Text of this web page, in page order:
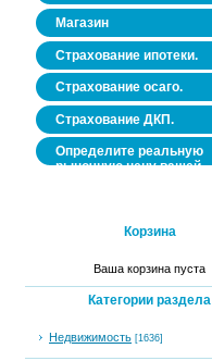
Магазин
Страхование ипотеки.
Страхование осаго.
Страхование ДКП.
Определите реальную
рыночную цену вашей
Корзина
Ваша корзина пуста
Категории раздела
Недвижимость [1636]